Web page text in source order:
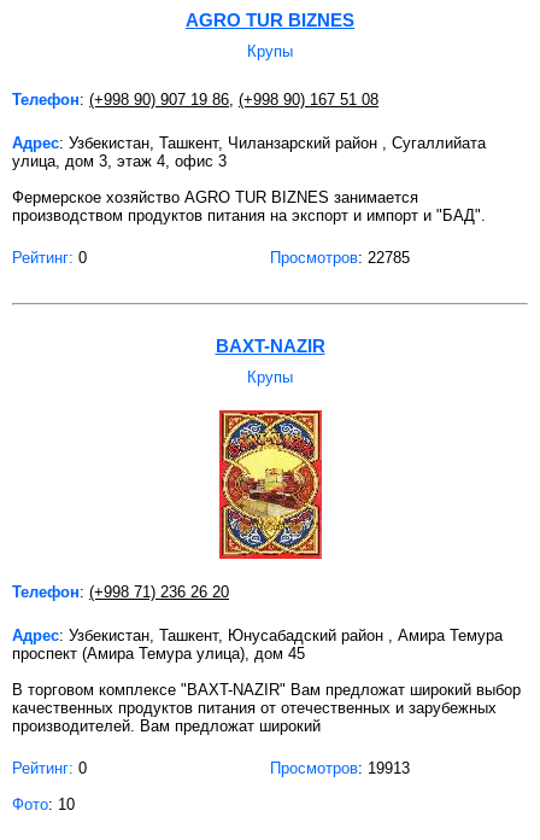
AGRO TUR BIZNES
Крупы
Телефон: (+998 90) 907 19 86 (+998 90) 167 51 08
Адрес: Узбекистан, Ташкент, Чиланзарский район , Сугаллийата
улица, дом 3, этаж 4, офис 3
Фермерское хозяйство AGRO TUR BIZNES занимается
производством продуктов питания на экспорт и импорт и "БАД".
Рейтинг: 0 Просмотров: 22785
BAXT-NAZIR
Крупы
Телефон: (+998 71) 236 26 20
Адрес: Узбекистан, Ташкент, Юнусабадский район , Амира Темура
проспект (Амира Темура улица), дом 45
В торговом комплексе "BAXT-NAZIR" Вам предложат широкий выбор
качественных продуктов питания от отечественных и зарубежных
производителей. Вам предложат широкий
Рейтинг: 0 Просмотров: 19913
Фото: 10